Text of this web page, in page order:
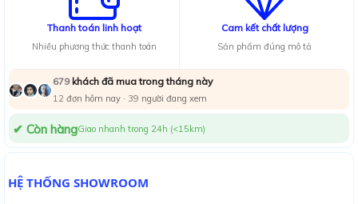
Thanh toán linh hoạt
Nhiều phương thức thanh toán
Cam kết chất lượng
Sản phẩm đúng mô tả
679khách đã mua trong tháng này
12 đơn hôm nay · 41 người đang xem
✔ Còn hàngGiao nhanh trong 24h (<15km)
HỆ THỐNG SHOWROOM